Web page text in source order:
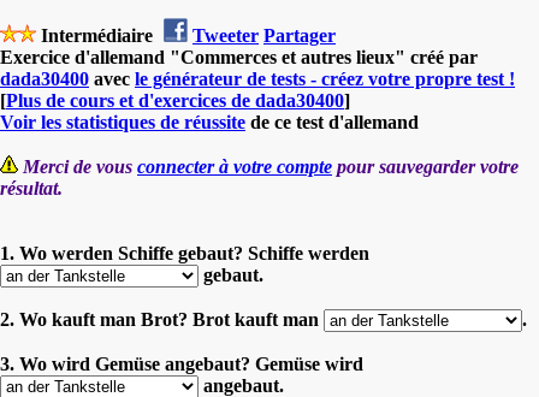
Intermédiaire Tweeter Partager
Exercice d'allemand "Commerces et autres lieux" créé par
dada30400 avec le générateur de tests - créez votre propre test !
[Plus de cours et d'exercices de dada30400]
Voir les statistiques de réussite de ce test d'allemand
Merci de vous connecter à votre compte pour sauvegarder votre
résultat.
1. Wo werden Schiffe gebaut? Schiffe werden
gebaut.
2. Wo kauft man Brot? Brot kauft man .
3. Wo wird Gemüse angebaut? Gemüse wird
angebaut.